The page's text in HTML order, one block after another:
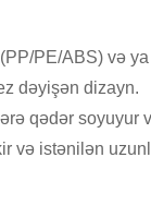
PE/ABS) və ya
dəyişən dizayn.
qədər soyuyur
və istənilən